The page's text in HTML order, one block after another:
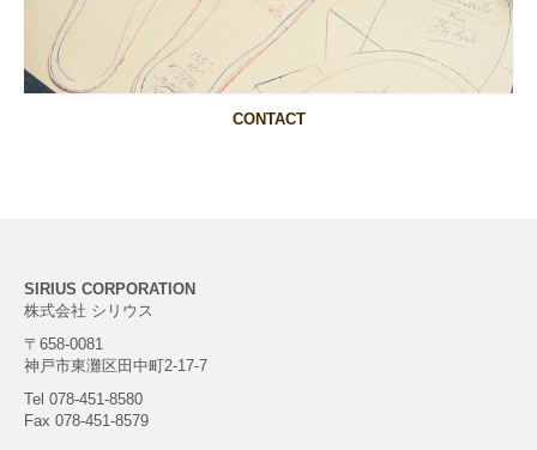
CONTACT
SIRIUS CORPORATION
株式会社 シリウス
〒658-0081
神戸市東灘区田中町2-17-7
Tel 078-451-8580
Fax 078-451-8579